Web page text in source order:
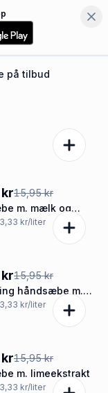
på tilbud
15,95 kr
m. mælk og
kr/liter
15,95 kr
håndsæbe m.
mælk
kr/liter
15,95 kr
m. limeekstrakt
kr/liter